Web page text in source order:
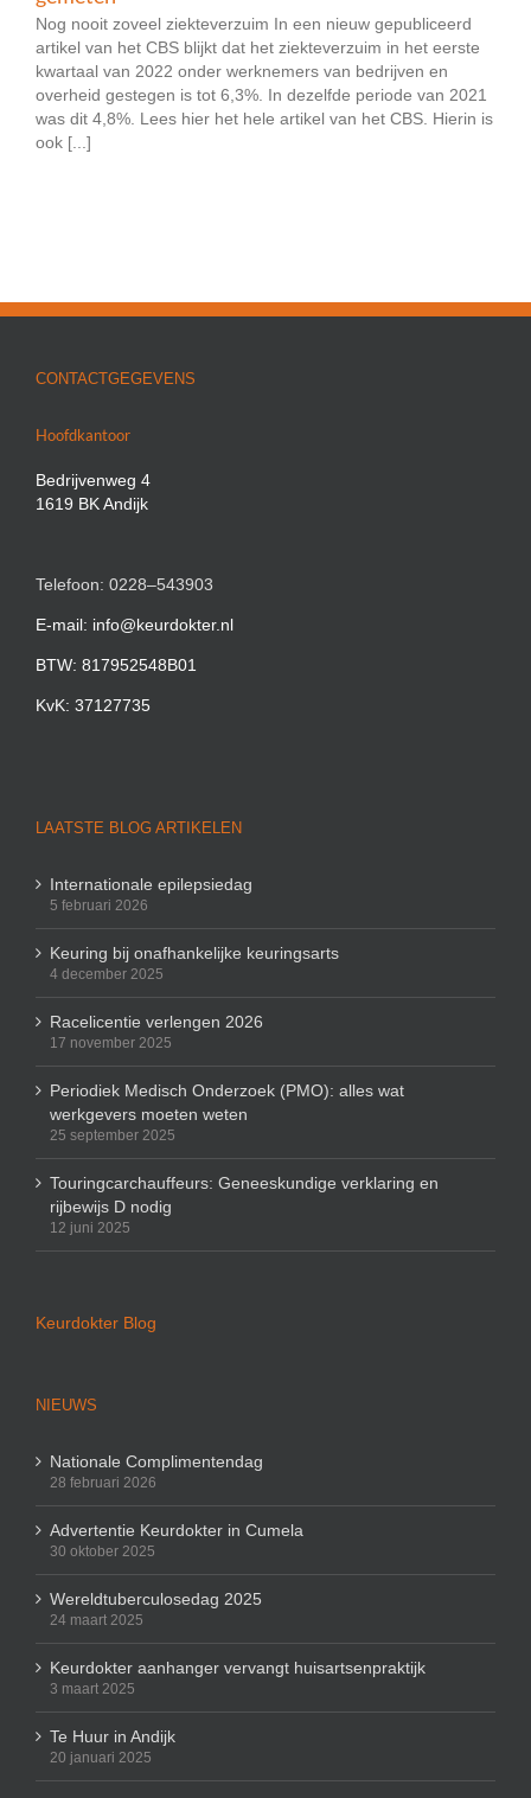
Nog nooit zoveel ziekteverzuim In een nieuw gepubliceerd
artikel van het CBS blijkt dat het ziekteverzuim in het eerste
kwartaal van 2022 onder werknemers van bedrijven en
overheid gestegen is tot 6,3%. In dezelfde periode van 2021
was dit 4,8%. Lees hier het hele artikel van het CBS. Hierin is
ook [...]
CONTACTGEGEVENS
Hoofdkantoor
Bedrijvenweg 4
1619 BK Andijk
Telefoon: 0228–543903
E-mail: info@keurdokter.nl
BTW: 817952548B01
KvK: 37127735
LAATSTE BLOG ARTIKELEN
Internationale epilepsiedag
5 februari 2026
Keuring bij onafhankelijke keuringsarts
4 december 2025
Racelicentie verlengen 2026
17 november 2025
Periodiek Medisch Onderzoek (PMO): alles wat
werkgevers moeten weten
25 september 2025
Touringcarchauffeurs: Geneeskundige verklaring en
rijbewijs D nodig
12 juni 2025
Keurdokter Blog
NIEUWS
Nationale Complimentendag
28 februari 2026
Advertentie Keurdokter in Cumela
30 oktober 2025
Wereldtuberculosedag 2025
24 maart 2025
Keurdokter aanhanger vervangt huisartsenpraktijk
3 maart 2025
Te Huur in Andijk
20 januari 2025